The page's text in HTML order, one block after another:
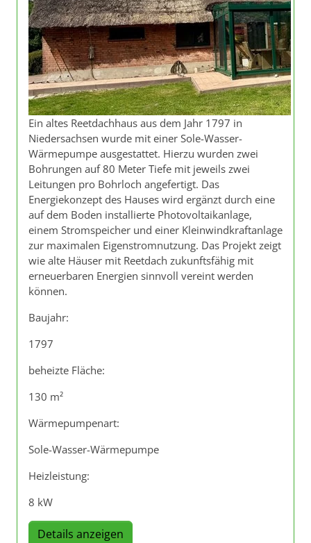
Ein altes Reetdachhaus aus dem Jahr 1797 in
Niedersachsen wurde mit einer Sole-Wasser-
Wärmepumpe ausgestattet. Hierzu wurden zwei
Bohrungen auf 80 Meter Tiefe mit jeweils zwei
Leitungen pro Bohrloch angefertigt. Das
Energiekonzept des Hauses wird ergänzt durch eine
auf dem Boden installierte Photovoltaikanlage,
einem Stromspeicher und einer Kleinwindkraftanlage
zur maximalen Eigenstromnutzung. Das Projekt zeigt
wie alte Häuser mit Reetdach zukunftsfähig mit
erneuerbaren Energien sinnvoll vereint werden
können.
Baujahr:
1797
beheizte Fläche:
130 m²
Wärmepumpenart:
Sole-Wasser-Wärmepumpe
Heizleistung:
8 kW
Details anzeigen